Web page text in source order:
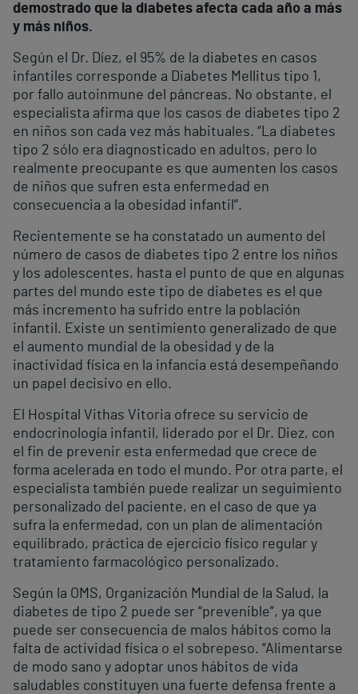
demostrado que la diabetes afecta cada año a más
y más niños.
Según el Dr. Díez, el 95% de la diabetes en casos
infantiles corresponde a Diabetes Mellitus tipo 1,
por fallo autoinmune del páncreas. No obstante, el
especialista afirma que los casos de diabetes tipo 2
en niños son cada vez más habituales. “La diabetes
tipo 2 sólo era diagnosticado en adultos, pero lo
realmente preocupante es que aumenten los casos
de niños que sufren esta enfermedad en
consecuencia a la obesidad infantil”.
Recientemente se ha constatado un aumento del
número de casos de diabetes tipo 2 entre los niños
y los adolescentes, hasta el punto de que en algunas
partes del mundo este tipo de diabetes es el que
más incremento ha sufrido entre la población
infantil. Existe un sentimiento generalizado de que
el aumento mundial de la obesidad y de la
inactividad física en la infancia está desempeñando
un papel decisivo en ello.
El Hospital Vithas Vitoria ofrece su servicio de
endocrinología infantil, liderado por el Dr. Diez, con
el fin de prevenir esta enfermedad que crece de
forma acelerada en todo el mundo. Por otra parte, el
especialista también puede realizar un seguimiento
personalizado del paciente, en el caso de que ya
sufra la enfermedad, con un plan de alimentación
equilibrado, práctica de ejercicio físico regular y
tratamiento farmacológico personalizado.
Según la OMS, Organización Mundial de la Salud, la
diabetes de tipo 2 puede ser “prevenible”, ya que
puede ser consecuencia de malos hábitos como la
falta de actividad física o el sobrepeso. “Alimentarse
de modo sano y adoptar unos hábitos de vida
saludables constituyen una fuerte defensa frente a